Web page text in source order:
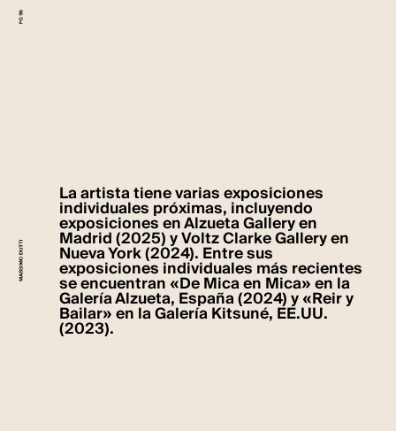
La artista tiene varias exposiciones
individuales próximas, incluyendo
exposiciones en Alzueta Gallery en
Madrid (2025) y Voltz Clarke Gallery en
Nueva York (2024). Entre sus
exposiciones individuales más recientes
se encuentran «De Mica en Mica» en la
Galería Alzueta, España (2024) y «Reir y
Bailar» en la Galería Kitsuné, EE.UU.
(2023).